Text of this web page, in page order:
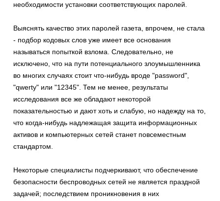
необходимости установки соответствующих паролей.
Выяснять качество этих паролей газета, впрочем, не стала
- подбор кодовых слов уже имеет все основания
называться попыткой взлома. Следовательно, не
исключено, что на пути потенциального злоумышленника
во многих случаях стоит что-нибудь вроде "password",
"qwerty" или "12345". Тем не менее, результаты
исследования все же обладают некоторой
показательностью и дают хоть и слабую, но надежду на то,
что когда-нибудь надлежащая защита информационных
активов и компьютерных сетей станет повсеместным
стандартом.
Некоторые специалисты подчеркивают, что обеспечение
безопасности беспроводных сетей не является праздной
задачей; последствием проникновения в них